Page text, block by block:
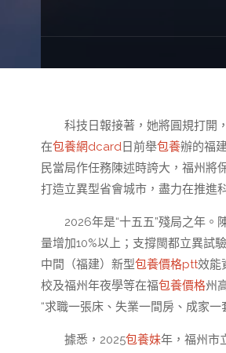
科技日報接著，她將圓規打開
在包養網dcard日前舉包養辦的福
民當局作任務陳述時誇大，福州將
打造立異型省會城市，盡力在推進
2026年是“十五五”殘局之年
量增加10%以上；支撐閩都立異試
中間（福建）新型包養價格ptt效能
校及福州年夜學等在福包養價格州
“求職一張床、失業一間房、成家一
據悉，2025包養妹年，福州市